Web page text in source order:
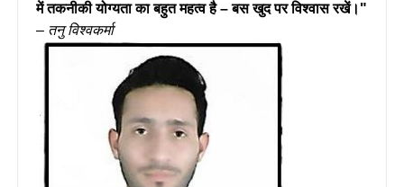
में तकनीकी योग्यता का बहुत महत्व है – बस खुद पर विश्वास रखें।"
– तनु विश्वकर्मा